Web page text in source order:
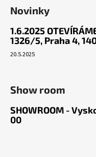
Novinky
1.6.2025
1326/5, Praha 4,
20.5.2025
Show room
SHOWROOM -
00